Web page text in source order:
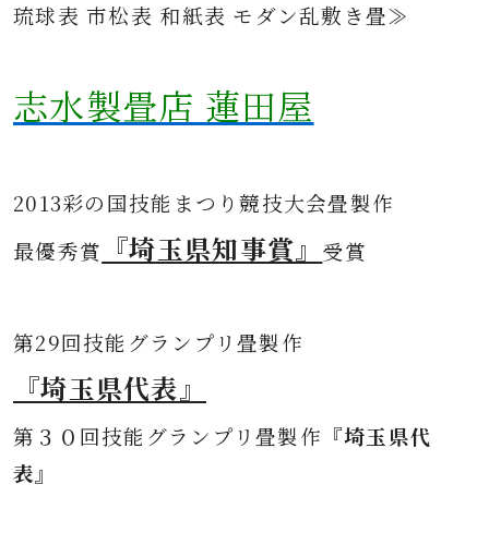
琉球表 市松表 和紙表 モダン乱敷き畳≫
志水製畳店 蓮田屋
2013彩の国技能まつり競技大会畳製作
最優秀賞
『埼玉県知事賞』 受賞
第29回技能グランプリ畳製作
『埼玉県代表』
第３０ 回技能グランプリ畳製作 『埼玉県代
表』